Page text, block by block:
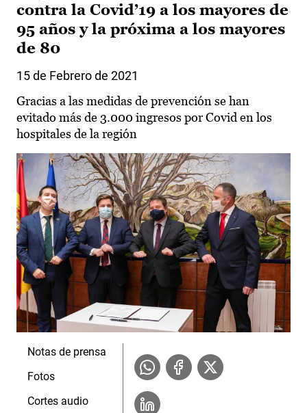
contra la Covid’19 a los mayores de
95 años y la próxima a los mayores
de 80
15 de Febrero de 2021
Gracias a las medidas de prevención se han
evitado más de 3.000 ingresos por Covid en los
hospitales de la región
Notas de prensa
Fotos
Cortes audio